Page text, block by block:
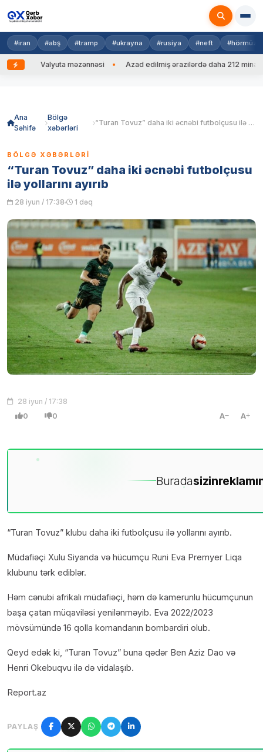
#iran #abş #tramp #ukrayna #rusiya #neft #hörmüz
Valyuta məzənnəsi Azad edilmiş ərazilərdə daha 212 mina, 753
Ana
Səhifə
Bölgə
xəbərləri
“Turan Tovuz” daha iki əcnəbi futbolçusu ilə yollarını ayırıb
BÖLGƏ XƏBƏRLƏRI
“Turan Tovuz” daha iki əcnəbi futbolçusu
ilə yollarını ayırıb
28 iyun / 17:38 1 dəq
28 iyun / 17:38
0 0 A A
Buradasizin
“Turan Tovuz” klubu daha iki futbolçusu ilə yollarını ayırıb.
Müdafiəçi Xulu Siyanda və hücumçu Runi Eva Premyer Liqa
klubunu tərk ediblər.
Həm cənubi afrikalı müdafiəçi, həm də kamerunlu hücumçunun
başa çatan müqaviləsi yenilənməyib. Eva 2022/2023
mövsümündə 16 qolla komandanın bombardiri olub.
Qeyd edək ki, “Turan Tovuz” buna qədər Ben Aziz Dao və
Henri Okebuqvu ilə də vidalaşıb.
Report.az
PAYLAŞ